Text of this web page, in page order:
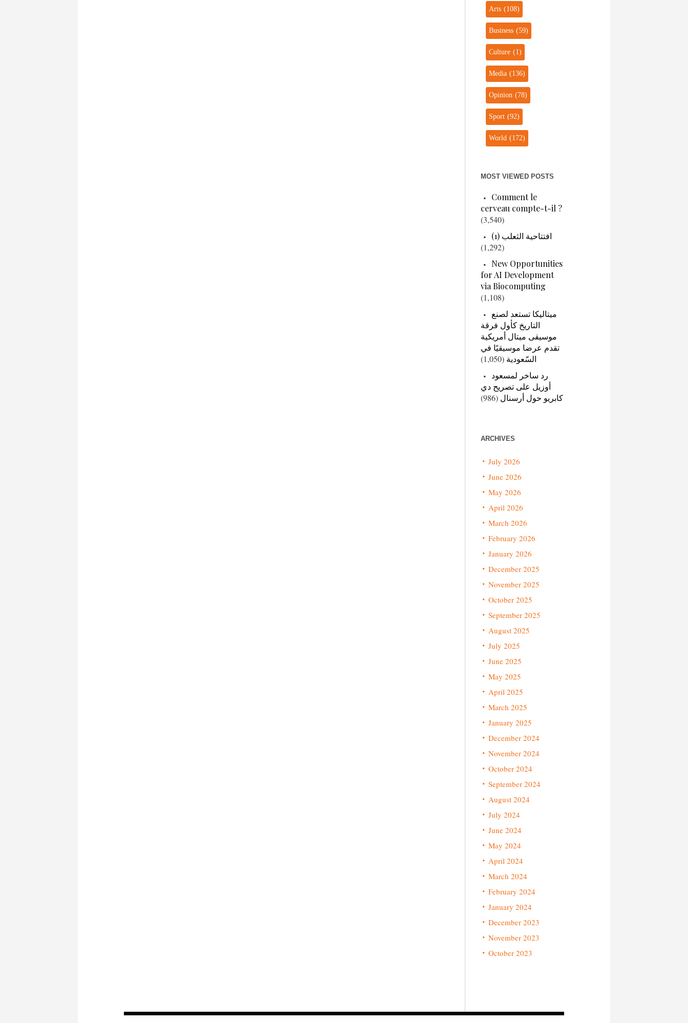
Arts(108)
Business(59)
Culture(1)
Media(136)
Opinion(78)
Sport(92)
World(172)
MOST VIEWED POSTS
Comment le
cerveau compte-t-il ?
(3,540)
افتتاحية الثعلب (1)
(1,292)
New Opportunities
for AI Development
via Biocomputing
(1,108)
ميتاليكا تستعد لصنع
التاريخ كأول فرقة
موسيقى ميتال أمريكية
تقدم عرضا موسيقيًا في
السّعودية (1,050)
رد ساخر لمسعود
أوزيل على تصريح دي
كابريو حول أرسنال (986)
ARCHIVES
July 2026
June 2026
May 2026
April 2026
March 2026
February 2026
January 2026
December 2025
November 2025
October 2025
September 2025
August 2025
July 2025
June 2025
May 2025
April 2025
March 2025
January 2025
December 2024
November 2024
October 2024
September 2024
August 2024
July 2024
June 2024
May 2024
April 2024
March 2024
February 2024
January 2024
December 2023
November 2023
October 2023